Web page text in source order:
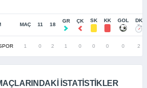
MAÇ 11 18
GR ÇK SK KK GOL DK
1 0 2 1 0 0 0 0 2
İSTATISTIKLER